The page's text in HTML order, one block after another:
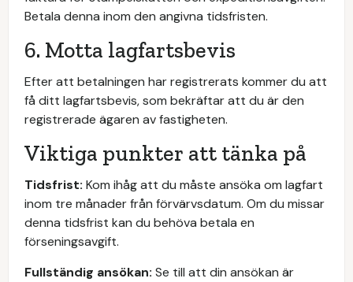
Betala denna inom den angivna tidsfristen.
6. Motta lagfartsbevis
Efter att betalningen har registrerats kommer du att
få ditt lagfartsbevis, som bekräftar att du är den
registrerade ägaren av fastigheten.
Viktiga punkter att tänka på
Tidsfrist: Kom ihåg att du måste ansöka om lagfart
inom tre månader från förvärvsdatum. Om du missar
denna tidsfrist kan du behöva betala en
förseningsavgift.
Fullständig ansökan: Se till att din ansökan är